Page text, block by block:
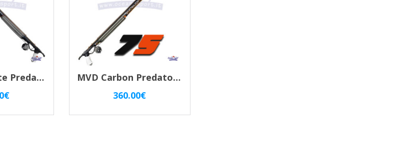
Fucile Arbalete Predator 75 Inverter Zeso
€
MVD Carbon Predator Zeso Inverter 75
360.00€